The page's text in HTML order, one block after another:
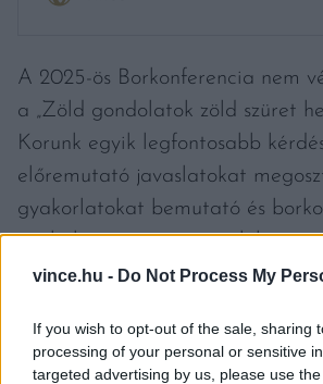
vince.hu - Do Not Process My
If you wish to opt-out of the sale, sharing
processing of your personal or sensitive
targeted advertising by us, please use
A 2025-ös Borkonferencia nem
a „Zöld gondolatok zöld szüret
Korunk egyik legfontosabb
előremutató javaslatokat
gyakorlatokat bemutató és
egybekötöttprogramralehet
feledjük, hogy az elmúlt
a Kárpát-medence 50 legjobb
borászának névsorát, azaz itt